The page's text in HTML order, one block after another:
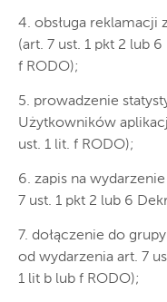
4. obsługa reklamacji
(art. 7 ust. 1 pkt 2 lub
f RODO);
5. prowadzenie
Użytkowników
ust. 1 lit. f RODO);
6. zapis na
7 ust. 1 pkt 2 lub 6
7. dołączenie do
od wydarzenia art. 7
1 lit b lub f RODO);